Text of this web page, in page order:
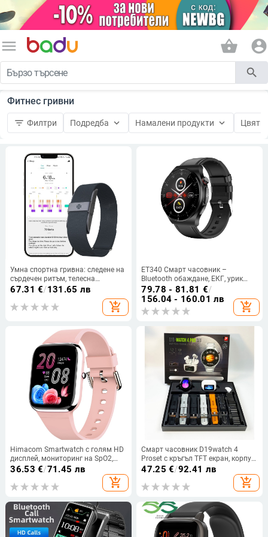
menu shopping_basket account_circle
search
Фитнес гривни
filter_list Филтри Подредба keyboard_arrow_down Намалени продукти keyboard_arrow_down Цвят
Умна спортна гривна: следене на
сърдечен ритъм, телесна
температура и кислород в
кръвта, мониторинг на съня;
батерия 7–14 дни
67.31 €/131.65 лв
add_shopping_cart
ET340 Смарт часовник –
Bluetooth обаждане, ЕКГ, урик
киселина, кръвни липиди,
водоустойчив
79.78 - 81.81 €/
156.04 - 160.01 лв
add_shopping_cart
Himacom Smartwatch с голям HD
дисплей, мониторинг на SpO2,
следене на съня и музикални
известия за бизнес потребители
(Android съвместим; батерия под
силиконова каишка; спортен
дизайн)
36.53 €/71.45 лв
add_shopping_cart
Смарт часовник D19watch 4
Proset с кръгъл TFT екран, корпус
от титанова сплав, магнитно
сърдечната честота и крачкомер
47.25 €/92.41 лв
add_shopping_cart